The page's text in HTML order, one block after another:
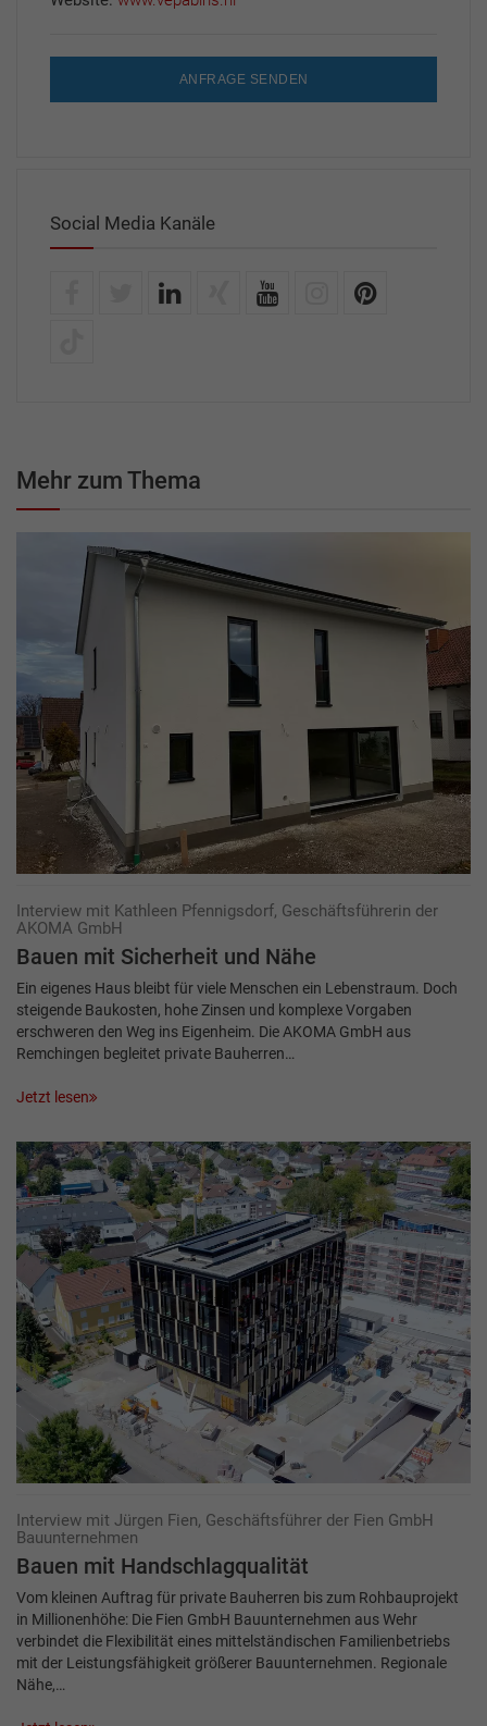
ANFRAGE SENDEN
Social Media Kanäle
Mehr zum Thema
Interview mit Kathleen Pfennigsdorf, Geschäftsführerin der
AKOMA GmbH
Bauen mit Sicherheit und Nähe
Ein eigenes Haus bleibt für viele Menschen ein Lebenstraum. Doch
steigende Baukosten, hohe Zinsen und komplexe Vorgaben
erschweren den Weg ins Eigenheim. Die AKOMA GmbH aus
Remchingen begleitet private Bauherren…
Jetzt lesen
Interview mit Jürgen Fien, Geschäftsführer der Fien GmbH
Bauunternehmen
Bauen mit Handschlagqualität
Vom kleinen Auftrag für private Bauherren bis zum Rohbauprojekt
in Millionenhöhe: Die Fien GmbH Bauunternehmen aus Wehr
verbindet die Flexibilität eines mittelständischen Familienbetriebs
mit der Leistungsfähigkeit größerer Bauunternehmen. Regionale
Nähe,…